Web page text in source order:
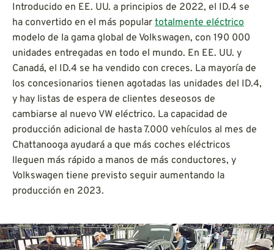
Introducido en EE. UU. a principios de 2022, el ID.4 se
ha convertido en el más popular totalmente eléctrico
modelo de la gama global de Volkswagen, con 190 000
unidades entregadas en todo el mundo. En EE. UU. y
Canadá, el ID.4 se ha vendido con creces. La mayoría de
los concesionarios tienen agotadas las unidades del ID.4,
y hay listas de espera de clientes deseosos de
cambiarse al nuevo VW eléctrico. La capacidad de
producción adicional de hasta 7.000 vehículos al mes de
Chattanooga ayudará a que más coches eléctricos
lleguen más rápido a manos de más conductores, y
Volkswagen tiene previsto seguir aumentando la
producción en 2023.